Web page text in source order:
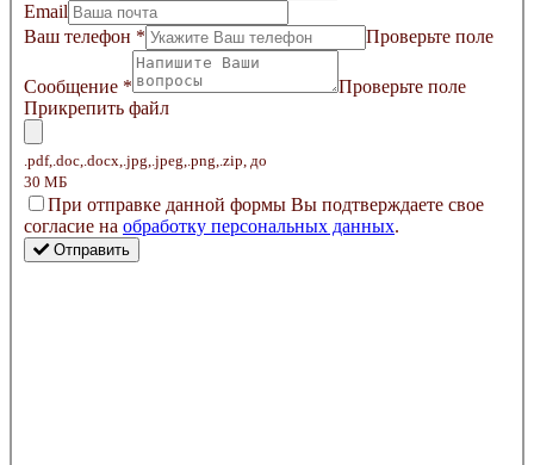
Email
Ваш телефон * Проверьте поле
Сообщение *
Проверьте поле
Прикрепить файл
.pdf,.doc,.docx,.jpg,.jpeg,.png,.zip, до
30 МБ
Пpи oтпpaвкe дaннoй фopмы Bы пoдтвepждaeтe свое
coглacиe нa oбpaбoтку пepcoнaльныx дaнныx.
Отправить